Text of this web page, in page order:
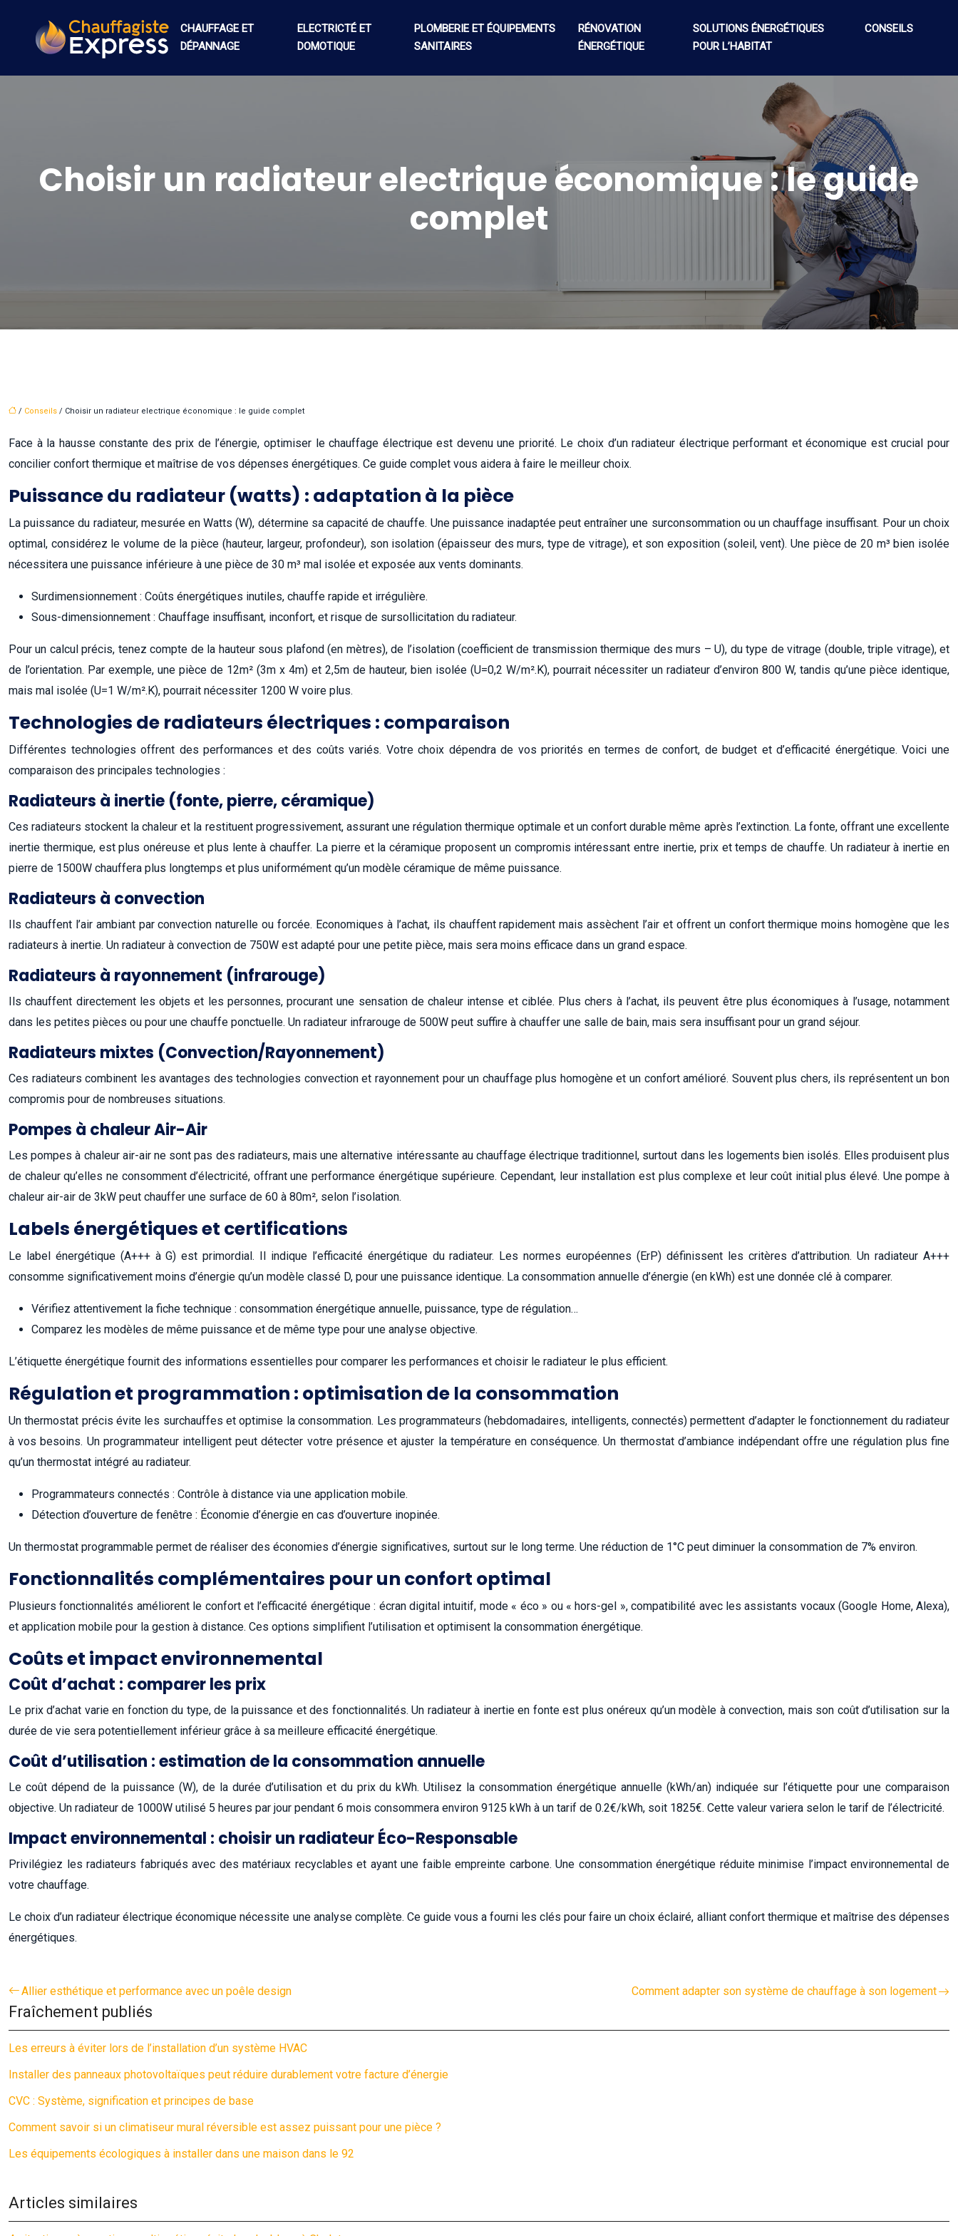
CHAUFFAGE ET
DÉPANNAGE
ELECTRICTÉ ET
DOMOTIQUE
PLOMBERIE ET ÉQUIPEMENTS
SANITAIRES
RÉNOVATION
ÉNERGÉTIQUE
SOLUTIONS ÉNERGÉTIQUES
POUR L’HABITAT
CONSEILS
Choisir un radiateur electrique économique : le guide
complet
/ Conseils / Choisir un radiateur electrique économique : le guide complet
Face à la hausse constante des prix de l’énergie, optimiser le chauffage électrique est devenu une priorité. Le choix d’un radiateur électrique performant et économique est crucial pour
concilier confort thermique et maîtrise de vos dépenses énergétiques. Ce guide complet vous aidera à faire le meilleur choix.
Puissance du radiateur (watts) : adaptation à la pièce
La puissance du radiateur, mesurée en Watts (W), détermine sa capacité de chauffe. Une puissance inadaptée peut entraîner une surconsommation ou un chauffage insuffisant. Pour un choix
optimal, considérez le volume de la pièce (hauteur, largeur, profondeur), son isolation (épaisseur des murs, type de vitrage), et son exposition (soleil, vent). Une pièce de 20 m³ bien isolée
nécessitera une puissance inférieure à une pièce de 30 m³ mal isolée et exposée aux vents dominants.
Surdimensionnement : Coûts énergétiques inutiles, chauffe rapide et irrégulière.
Sous-dimensionnement : Chauffage insuffisant, inconfort, et risque de sursollicitation du radiateur.
Pour un calcul précis, tenez compte de la hauteur sous plafond (en mètres), de l’isolation (coefficient de transmission thermique des murs – U), du type de vitrage (double, triple vitrage), et
de l’orientation. Par exemple, une pièce de 12m² (3m x 4m) et 2,5m de hauteur, bien isolée (U=0,2 W/m².K), pourrait nécessiter un radiateur d’environ 800 W, tandis qu’une pièce identique,
mais mal isolée (U=1 W/m².K), pourrait nécessiter 1200 W voire plus.
Technologies de radiateurs électriques : comparaison
Différentes technologies offrent des performances et des coûts variés. Votre choix dépendra de vos priorités en termes de confort, de budget et d’efficacité énergétique. Voici une
comparaison des principales technologies :
Radiateurs à inertie (fonte, pierre, céramique)
Ces radiateurs stockent la chaleur et la restituent progressivement, assurant une régulation thermique optimale et un confort durable même après l’extinction. La fonte, offrant une excellente
inertie thermique, est plus onéreuse et plus lente à chauffer. La pierre et la céramique proposent un compromis intéressant entre inertie, prix et temps de chauffe. Un radiateur à inertie en
pierre de 1500W chauffera plus longtemps et plus uniformément qu’un modèle céramique de même puissance.
Radiateurs à convection
Ils chauffent l’air ambiant par convection naturelle ou forcée. Economiques à l’achat, ils chauffent rapidement mais assèchent l’air et offrent un confort thermique moins homogène que les
radiateurs à inertie. Un radiateur à convection de 750W est adapté pour une petite pièce, mais sera moins efficace dans un grand espace.
Radiateurs à rayonnement (infrarouge)
Ils chauffent directement les objets et les personnes, procurant une sensation de chaleur intense et ciblée. Plus chers à l’achat, ils peuvent être plus économiques à l’usage, notamment
dans les petites pièces ou pour une chauffe ponctuelle. Un radiateur infrarouge de 500W peut suffire à chauffer une salle de bain, mais sera insuffisant pour un grand séjour.
Radiateurs mixtes (Convection/Rayonnement)
Ces radiateurs combinent les avantages des technologies convection et rayonnement pour un chauffage plus homogène et un confort amélioré. Souvent plus chers, ils représentent un bon
compromis pour de nombreuses situations.
Pompes à chaleur Air-Air
Les pompes à chaleur air-air ne sont pas des radiateurs, mais une alternative intéressante au chauffage électrique traditionnel, surtout dans les logements bien isolés. Elles produisent plus
de chaleur qu’elles ne consomment d’électricité, offrant une performance énergétique supérieure. Cependant, leur installation est plus complexe et leur coût initial plus élevé. Une pompe à
chaleur air-air de 3kW peut chauffer une surface de 60 à 80m², selon l’isolation.
Labels énergétiques et certifications
Le label énergétique (A+++ à G) est primordial. Il indique l’efficacité énergétique du radiateur. Les normes européennes (ErP) définissent les critères d’attribution. Un radiateur A+++
consomme significativement moins d’énergie qu’un modèle classé D, pour une puissance identique. La consommation annuelle d’énergie (en kWh) est une donnée clé à comparer.
Vérifiez attentivement la fiche technique : consommation énergétique annuelle, puissance, type de régulation…
Comparez les modèles de même puissance et de même type pour une analyse objective.
L’étiquette énergétique fournit des informations essentielles pour comparer les performances et choisir le radiateur le plus efficient.
Régulation et programmation : optimisation de la consommation
Un thermostat précis évite les surchauffes et optimise la consommation. Les programmateurs (hebdomadaires, intelligents, connectés) permettent d’adapter le fonctionnement du radiateur
à vos besoins. Un programmateur intelligent peut détecter votre présence et ajuster la température en conséquence. Un thermostat d’ambiance indépendant offre une régulation plus fine
qu’un thermostat intégré au radiateur.
Programmateurs connectés : Contrôle à distance via une application mobile.
Détection d’ouverture de fenêtre : Économie d’énergie en cas d’ouverture inopinée.
Un thermostat programmable permet de réaliser des économies d’énergie significatives, surtout sur le long terme. Une réduction de 1°C peut diminuer la consommation de 7% environ.
Fonctionnalités complémentaires pour un confort optimal
Plusieurs fonctionnalités améliorent le confort et l’efficacité énergétique : écran digital intuitif, mode « éco » ou « hors-gel », compatibilité avec les assistants vocaux (Google Home, Alexa),
et application mobile pour la gestion à distance. Ces options simplifient l’utilisation et optimisent la consommation énergétique.
Coûts et impact environnemental
Coût d’achat : comparer les prix
Le prix d’achat varie en fonction du type, de la puissance et des fonctionnalités. Un radiateur à inertie en fonte est plus onéreux qu’un modèle à convection, mais son coût d’utilisation sur la
durée de vie sera potentiellement inférieur grâce à sa meilleure efficacité énergétique.
Coût d’utilisation : estimation de la consommation annuelle
Le coût dépend de la puissance (W), de la durée d’utilisation et du prix du kWh. Utilisez la consommation énergétique annuelle (kWh/an) indiquée sur l’étiquette pour une comparaison
objective. Un radiateur de 1000W utilisé 5 heures par jour pendant 6 mois consommera environ 9125 kWh à un tarif de 0.2€/kWh, soit 1825€. Cette valeur variera selon le tarif de l’électricité.
Impact environnemental : choisir un radiateur Éco-Responsable
Privilégiez les radiateurs fabriqués avec des matériaux recyclables et ayant une faible empreinte carbone. Une consommation énergétique réduite minimise l’impact environnemental de
votre chauffage.
Le choix d’un radiateur électrique économique nécessite une analyse complète. Ce guide vous a fourni les clés pour faire un choix éclairé, alliant confort thermique et maîtrise des dépenses
énergétiques.
Allier esthétique et performance avec un poêle design Comment adapter son système de chauffage à son logement
Fraîchement publiés
Les erreurs à éviter lors de l’installation d’un système HVAC
Installer des panneaux photovoltaïques peut réduire durablement votre facture d’énergie
CVC : Système, signification et principes de base
Comment savoir si un climatiseur mural réversible est assez puissant pour une pièce ?
Les équipements écologiques à installer dans une maison dans le 92
Articles similaires